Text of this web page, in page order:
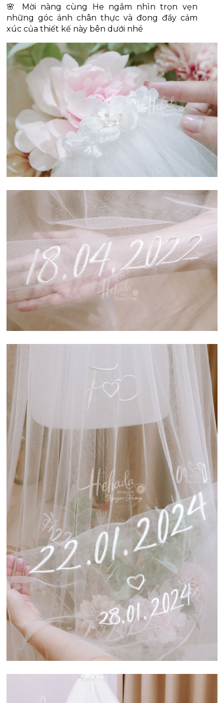
🌸 Mời nàng cùng He ngắm nhìn trọn vẹn
những góc ảnh chân thực và đong đầy cảm
xúc của thiết kế này bên dưới nhé